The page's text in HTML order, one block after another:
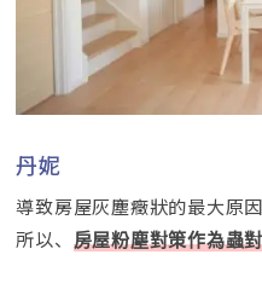
丹妮
導致房屋灰塵癥狀的最大原
所以、 房屋粉塵對策作為蟲